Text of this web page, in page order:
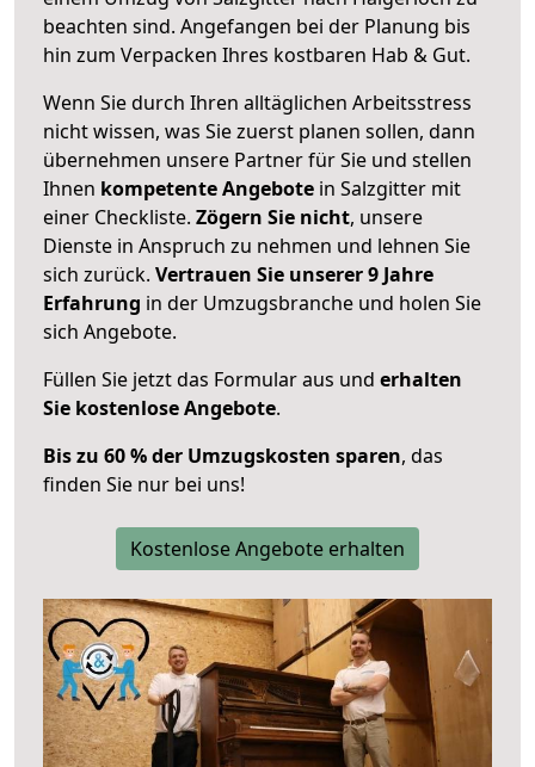
beachten sind. Angefangen bei der Planung bis
hin zum Verpacken Ihres kostbaren Hab & Gut.
Wenn Sie durch Ihren alltäglichen Arbeitsstress
nicht wissen, was Sie zuerst planen sollen, dann
übernehmen unsere Partner für Sie und stellen
Ihnen kompetente Angebote in Salzgitter mit
einer Checkliste. Zögern Sie nicht, unsere
Dienste in Anspruch zu nehmen und lehnen Sie
sich zurück. Vertrauen Sie unserer 9 Jahre
Erfahrung in der Umzugsbranche und holen Sie
sich Angebote.
Füllen Sie jetzt das Formular aus und erhalten
Sie kostenlose Angebote.
Bis zu 60 % der Umzugskosten sparen, das
finden Sie nur bei uns!
Kostenlose Angebote erhalten